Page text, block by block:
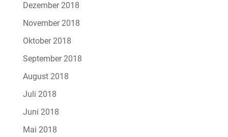
Dezember 2018
November 2018
Oktober 2018
September 2018
August 2018
Juli 2018
Juni 2018
Mai 2018